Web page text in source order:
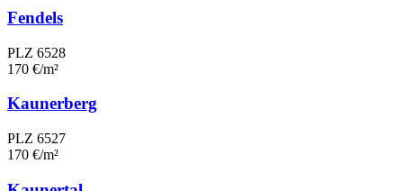
Fendels
PLZ 6528
170 €/m²
Kaunerberg
PLZ 6527
170 €/m²